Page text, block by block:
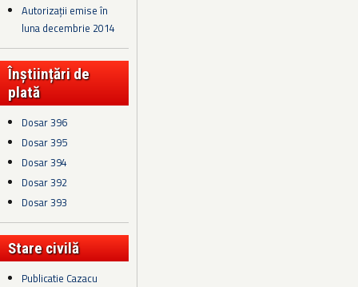
Autorizații emise în
luna decembrie 2014
Înștiințări de
plată
Dosar 396
Dosar 395
Dosar 394
Dosar 392
Dosar 393
Stare civilă
Publicatie Cazacu